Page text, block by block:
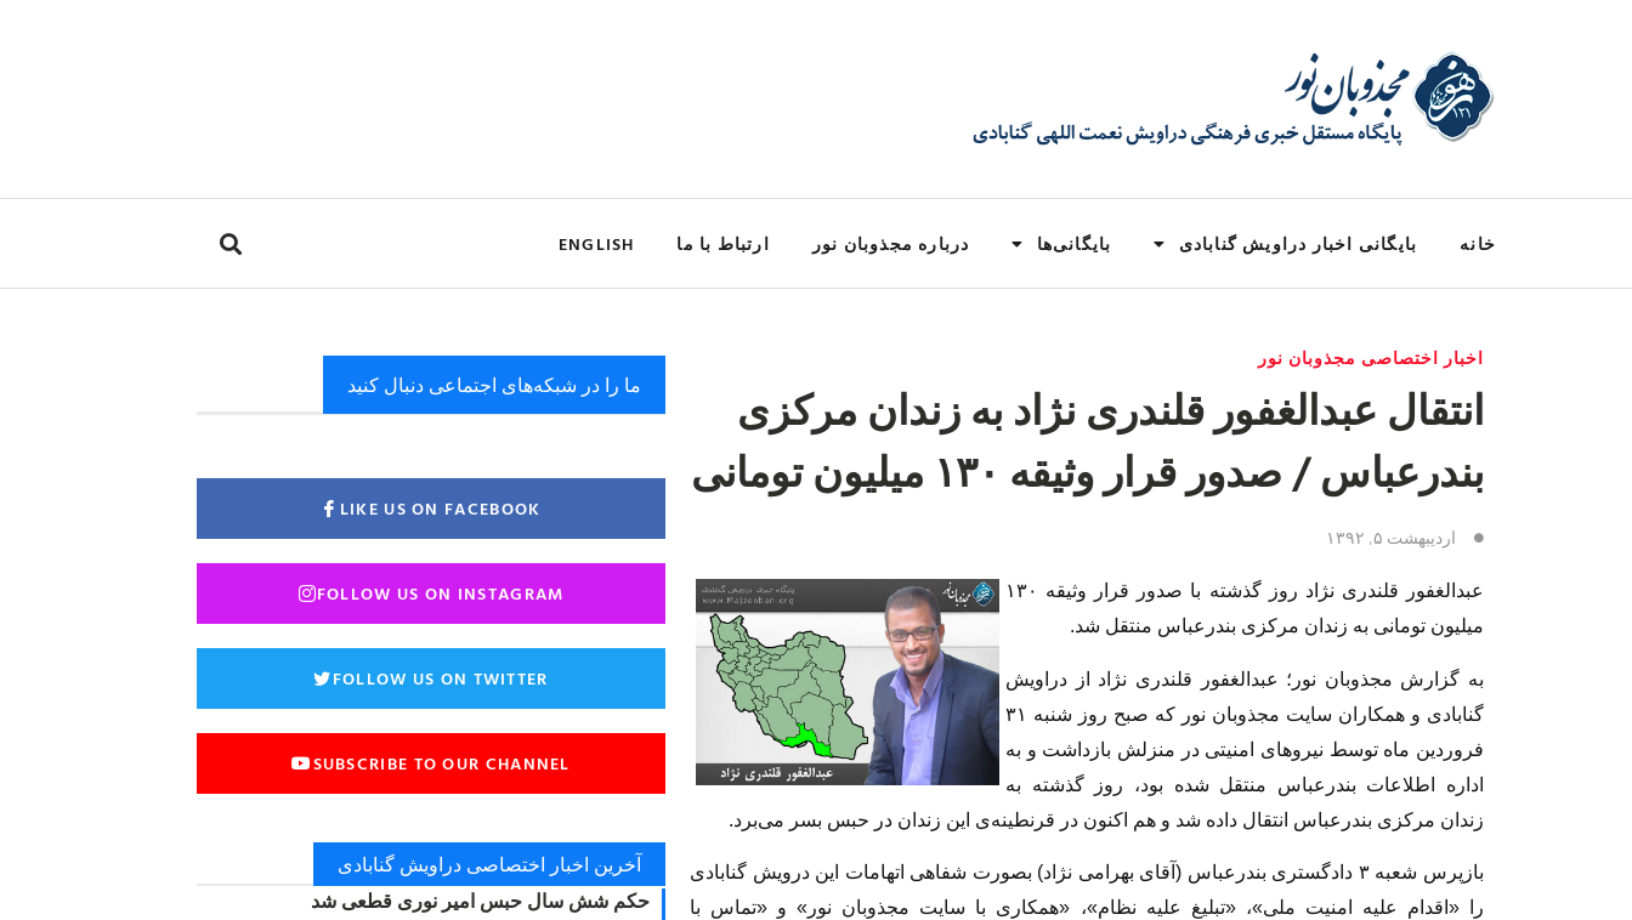
خانه بایگانی اخبار دراویش گنابادی بایگانی‌ها درباره مجذوبان نور ارتباط با ما ENGLISH
اخبار اختصاصی مجذوبان نور
انتقال عبدالغفور قلندری نژاد به زندان مرکزی
بندرعباس / صدور قرار وثیقه‌ ۱۳۰ میلیون تومانی
اردیبهشت ۵, ۱۳۹۲
عبدالغفور قلندری نژاد روز گذشته با صدور قرار وثیقه ۱۳۰
میلیون تومانی به زندان مرکزی بندرعباس منتقل شد.
به گزارش مجذوبان نور؛ عبدالغفور قلندری نژاد از دراویش
گنابادی و همکاران سایت مجذوبان نور که صبح روز شنبه ۳۱
فروردین ماه توسط نیروهای امنیتی در منزلش بازداشت و به
اداره اطلاعات بندرعباس منتقل شده بود، روز گذشته به
زندان مرکزی بندرعباس انتقال داده شد و هم اکنون در قرنطینه‌ی این زندان در حبس بسر می‌برد.
بازپرس شعبه ۳ دادگستری بندرعباس (آقای بهرامی نژاد) بصورت شفاهی اتهامات این درویش گنابادی
را «اقدام علیه امنیت ملی»، «تبلیغ علیه نظام»، «همکاری با سایت مجذوبان نور» و «تماس با
ما را در شبکه‌های اجتماعی دنبال کنید
LIKE US ON FACEBOOK
FOLLOW US ON INSTAGRAM
FOLLOW US ON TWITTER
SUBSCRIBE TO OUR CHANNEL
آخرین اخبار اختصاصی دراویش گنابادی
حکم شش سال حبس امیر نوری قطعی شد